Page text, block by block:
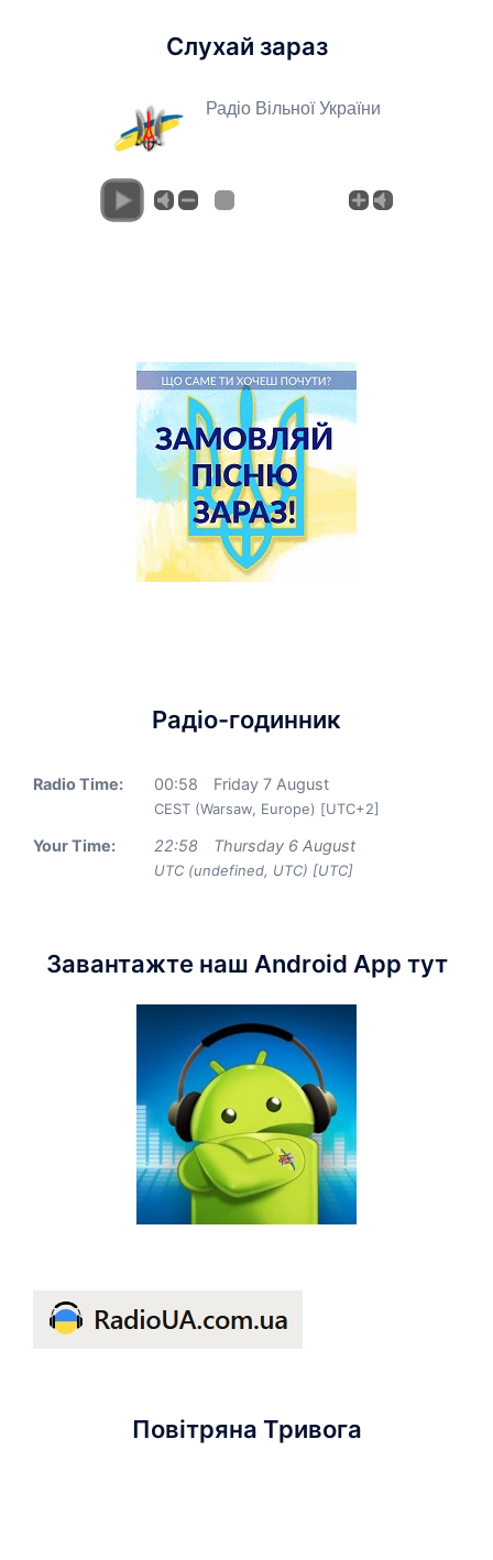
Слухай зараз
Радіо Вільної України
Радіо-годинник
Radio Time: 00:58 Friday 7 August
CEST (Warsaw, Europe) [UTC+2]
Your Time: 22:58 Thursday 6 August
UTC (undefined, UTC) [UTC]
Завантажте наш Android App тут
Повітряна Тривога